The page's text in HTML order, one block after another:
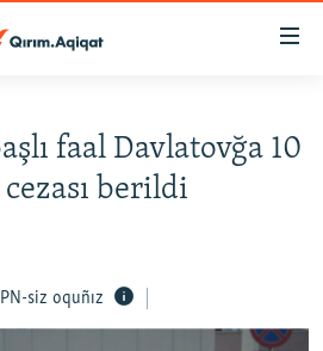
faal Davlatovğa 10
berildi
siz oquñız